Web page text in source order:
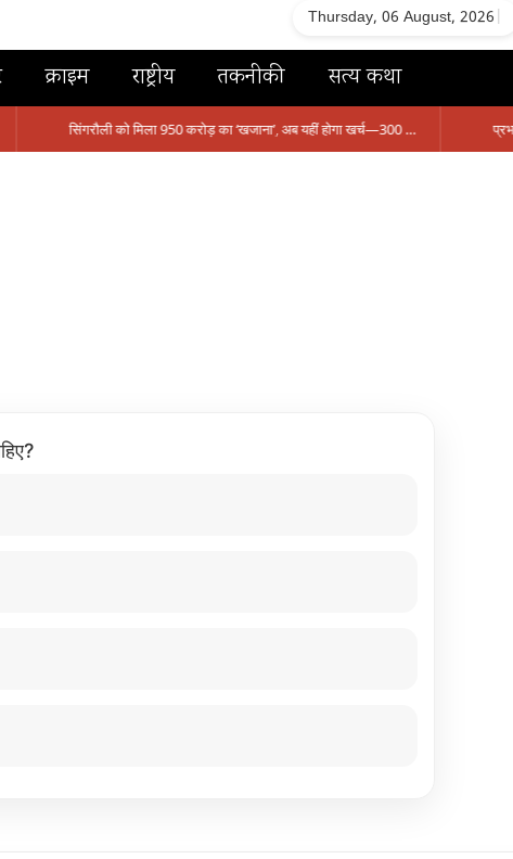
Thursday, 06 August, 2026
क्राइम राष्ट्रीय तकनीकी सत्य कथा
सिंगरौली को मिला 950 करोड़ का ‘खजाना’, अब यहीं होगा खर्च—300 करोड़ की बायपास सड़क को हरी झंडी!